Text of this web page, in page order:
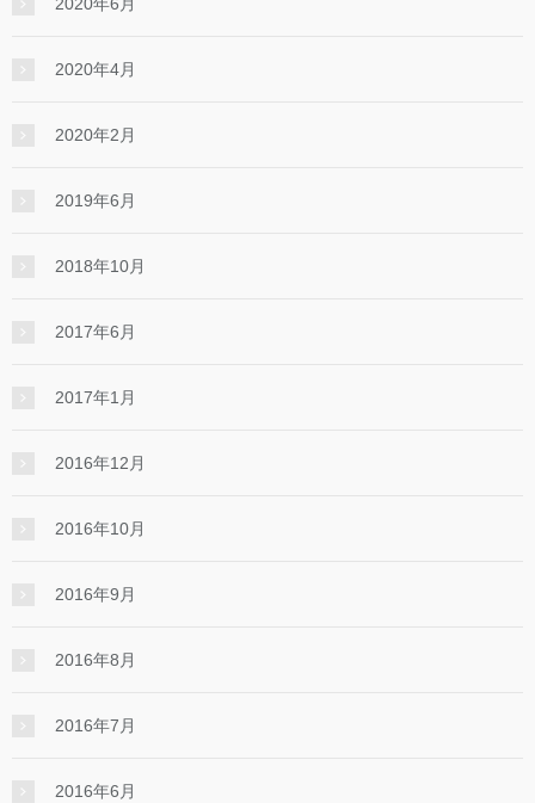
2020年4月
2020年2月
2019年6月
2018年10月
2017年6月
2017年1月
2016年12月
2016年10月
2016年9月
2016年8月
2016年7月
2016年6月